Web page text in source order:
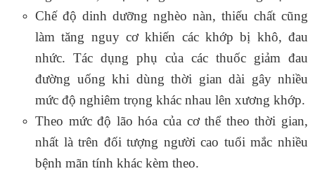
Chế độ dinh dưỡng nghèo nàn, thiếu chất cũng
làm tăng nguy cơ khiến các khớp bị khô, đau
nhức. Tác dụng phụ của các thuốc giảm đau
đường uống khi dùng thời gian dài gây nhiều
mức độ nghiêm trọng khác nhau lên xương khớp.
Theo mức độ lão hóa của cơ thể theo thời gian,
nhất là trên đối tượng người cao tuổi mắc nhiều
bệnh mãn tính khác kèm theo.